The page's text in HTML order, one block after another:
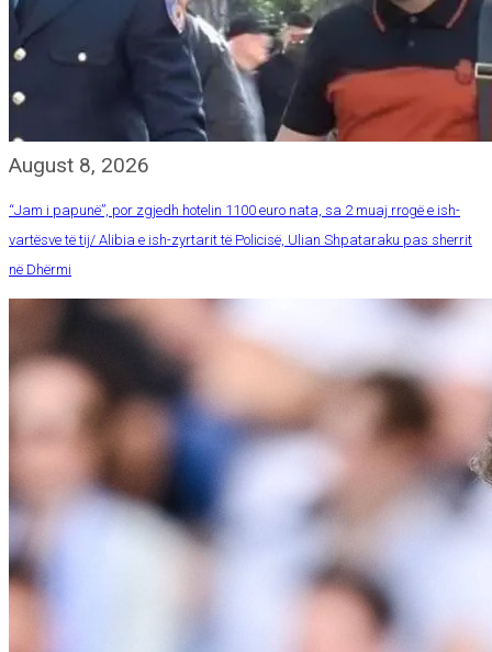
August 8, 2026
“Jam i papunë”, por zgjedh hotelin 1100 euro nata, sa 2 muaj rrogë e ish-
vartësve të tij/ Alibia e ish-zyrtarit të Policisë, Ulian Shpataraku pas sherrit
në Dhërmi